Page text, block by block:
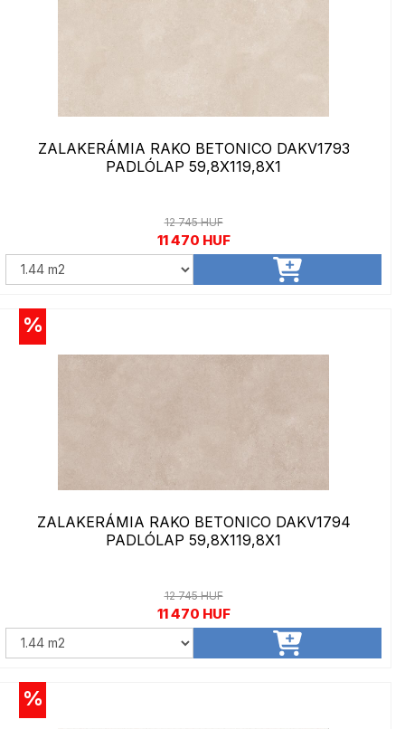
ZALAKERÁMIA RAKO BETONICO DAKV1793
PADLÓLAP 59,8X119,8X1
12 745 HUF
11 470 HUF
%
ZALAKERÁMIA RAKO BETONICO DAKV1794
PADLÓLAP 59,8X119,8X1
12 745 HUF
11 470 HUF
%